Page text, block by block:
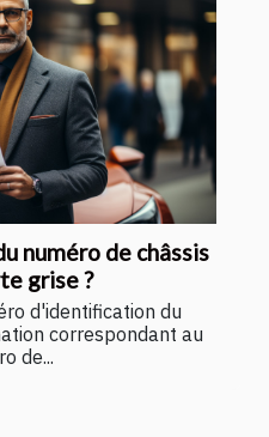
numéro de châssis
grise ?
d'identification du
correspondant au
de...